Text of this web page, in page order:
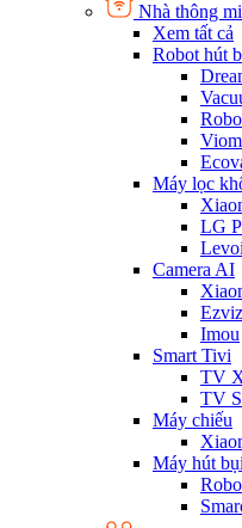
Nhà thông
Xem tất cả
Robot hút
Máy lọc
LG
Camera AI
Ezviz
Imou
Smart Tivi
TV
TV
Máy chiếu
Máy hút